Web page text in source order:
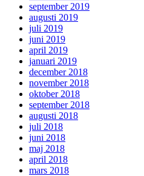
september 2019
augusti 2019
juli 2019
juni 2019
april 2019
januari 2019
december 2018
november 2018
oktober 2018
september 2018
augusti 2018
juli 2018
juni 2018
maj 2018
april 2018
mars 2018